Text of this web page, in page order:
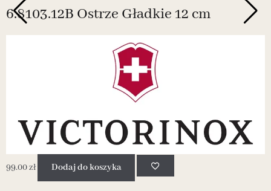
6.8103.12B Ostrze Gładkie 12 cm
99.00zł Dodaj do koszyka